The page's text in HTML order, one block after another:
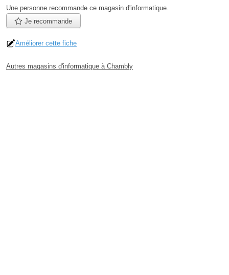
Une personne recommande ce magasin d'informatique.
Je recommande
Améliorer cette fiche
Autres magasins d'informatique à Chambly